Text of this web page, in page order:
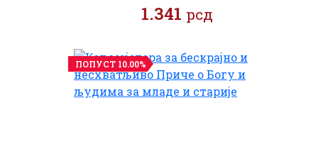
1.341 рсд
ПОПУСТ 10.00%